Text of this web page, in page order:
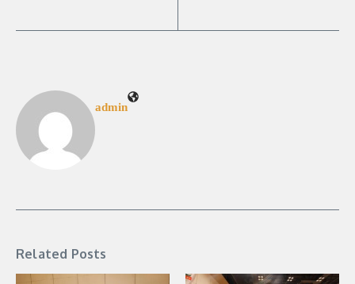
admin
Related Posts